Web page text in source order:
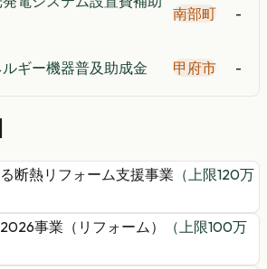
南部町 -
ギー機器普及助成金 甲府市 -
断熱リフォーム支援事業 （上限120万
事業（リフォーム）
（上限100万